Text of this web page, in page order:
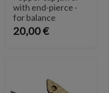
with end-pierce -
for balance
20,00 €